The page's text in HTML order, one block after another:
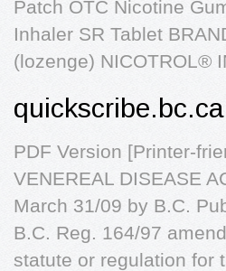
Patch OTC Nicotine
Inhaler SR Tablet
(lozenge) NICOTROL®
quickscribe.bc.ca
PDF Version [Printer-
VENEREAL DISEASE
March 31/09 by B.C.
B.C. Reg. 164/97
statute or regulation for